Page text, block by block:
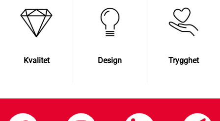
Kvalitet Design Trygghet